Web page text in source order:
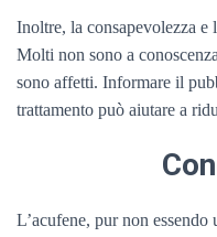
Inoltre, la consapevolezza e
Molti non sono a
sono affetti. Informare il
trattamento può aiutare a
L’acufene, pur non